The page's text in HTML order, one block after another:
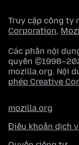
Truy cập công ty
Corporation,
Các phần nội
quyền
mozilla.org. Nội
phép Creative
mozilla.org
Điều khoản dịch